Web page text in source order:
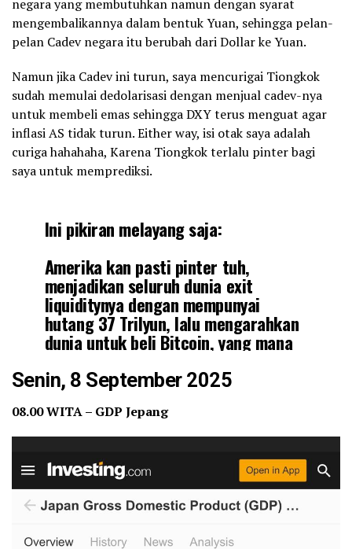
negara yang membutuhkan namun dengan syarat
mengembalikannya dalam bentuk Yuan, sehingga pelan-
pelan Cadev negara itu berubah dari Dollar ke Yuan.
Namun jika Cadev ini turun, saya mencurigai Tiongkok
sudah memulai dedolarisasi dengan menjual cadev-nya
untuk membeli emas sehingga DXY terus menguat agar
inflasi AS tidak turun. Either way, isi otak saya adalah
curiga hahahaha, Karena Tiongkok terlalu pinter bagi
saya untuk memprediksi.
Ini pikiran melayang saja:
Amerika kan pasti pinter tuh,
menjadikan seluruh dunia exit
liquiditynya dengan mempunyai
hutang 37 Trilyun, lalu mengarahkan
dunia untuk beli Bitcoin, yang mana
beli Emas.
Namun AS adalah pemilik Emas
terbesar didunia…
— Hoteliercrypto (@hoteliercrypto) September 6, 2025
Senin, 8 September 2025
08.00 WITA – GDP Jepang